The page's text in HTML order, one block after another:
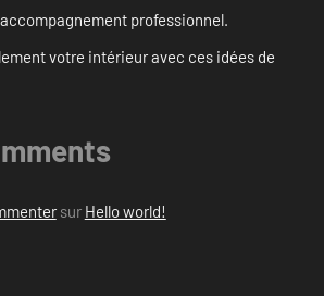
professionnel.
votre intérieur avec ces idées de
sur Hello world!